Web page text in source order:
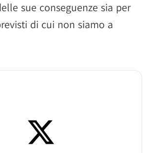
sue conseguenze sia per
di cui non siamo a